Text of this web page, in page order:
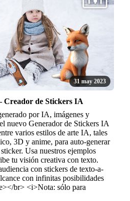
31 may 2023
Creador de Stickers IA
por IA, imágenes y
nuevo Generador de Stickers IA
varios estilos de arte IA, tales
3D y anime, para auto-generar
Usa nuestros ejemplos
tu visión creativa con texto.
con stickers de texto-a-
con infinitas posibilidades
br> <i>Nota: sólo para